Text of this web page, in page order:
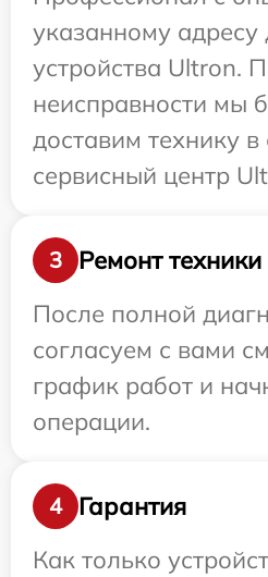
указанному адресу
устройства Ultron.
неисправности мы
доставим технику в
сервисный центр
3
Ремонт техники
После полной
согласуем с вами
график работ и
операции.
4
Гарантия
Как только